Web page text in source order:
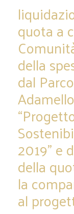
quota a
della
dal
2019” e
della
la
al